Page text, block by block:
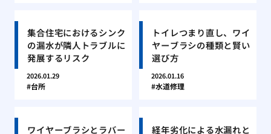
集合住宅におけるシンク
の漏水が隣人トラブルに
発展するリスク
2026.01.29
台所
トイレつまり直し、ワイ
ヤーブラシの種類と賢い
選び方
2026.01.16
水道修理
ワイヤーブラシとラバー
経年劣化による水漏れと